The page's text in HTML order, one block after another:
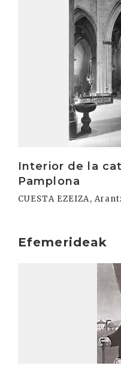
Interior de la
Pamplona
CUESTA EZEIZA,
Efemerideak